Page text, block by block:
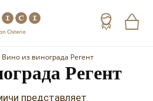
Вино из винограда Регент
Регент
представляет